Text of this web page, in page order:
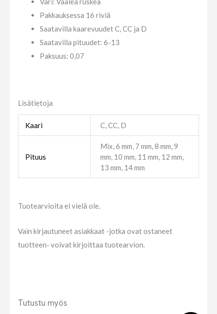
Pakkauksessa 16 riviä
Saatavilla kaarevuudet C, CC ja D
Saatavilla pituudet: 6-13
Paksuus: 0,07
Lisätietoja
Kaari C, CC, D
Pituus
Mix, 6 mm, 7 mm, 8 mm, 9
mm, 10 mm, 11 mm, 12 mm,
13 mm, 14 mm
Tuotearvioita ei vielä ole.
Vain kirjautuneet asiakkaat -jotka ovat ostaneet
tuotteen- voivat kirjoittaa tuotearvion.
Tutustu myös